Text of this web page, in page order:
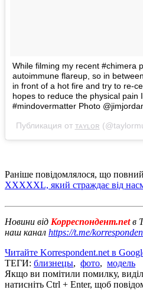
While filming my recent #chimera
autoimmune flareup, so in
in front of a hot fire and try to re-
hopes to reduce the physical pain
#mindovermatter Photo
Публикация от ᴛᴀʏʟᴏʀ
Раніше повідомлялося, що повний
XXXXXL, який страждає від
Новини від Корреспондент.netв
наш канал https://t.me/
Читайте Korrespondent.net в
ТЕГИ: близнецы, фото, модель
Якщо ви помітили помилку,
натисніть Ctrl + Enter, щоб